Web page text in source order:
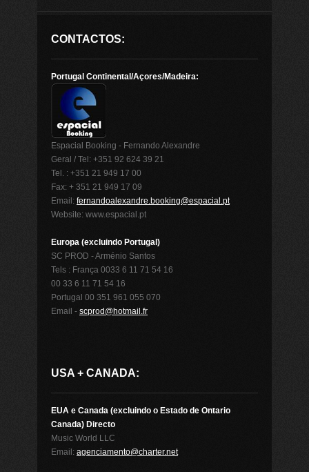
CONTACTOS:
Portugal Continental/Açores/Madeira:
Espacial Booking - Fernando Alexandre
Geral / Tel: +351 92 624 39 21
Tel. : +351 21 949 17 00
Fax: + 351 21 949 17 09
Email: fernandoalexandre.booking@espacial.pt
Website: www.espacial.pt
Europa (excluindo Portugal)
SC PROD - Arménio Santos
Tels : França 0033 6 11 71 54 16
00 33 6 11 71 54 16
Portugal 00 351 961 055 070
Email - scprod@hotmail.fr
USA + CANADA:
EUA e Canada (excluindo o Estado de Ontario
Canada) Directo
Music World LLC
Email: agenciamento@charter.net